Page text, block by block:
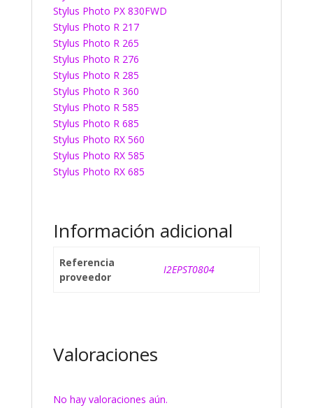
Stylus Photo PX 830FWD
Stylus Photo R 217
Stylus Photo R 265
Stylus Photo R 276
Stylus Photo R 285
Stylus Photo R 360
Stylus Photo R 585
Stylus Photo R 685
Stylus Photo RX 560
Stylus Photo RX 585
Stylus Photo RX 685
Información adicional
Referencia
proveedor
I2EPST0804
Valoraciones
No hay valoraciones aún.